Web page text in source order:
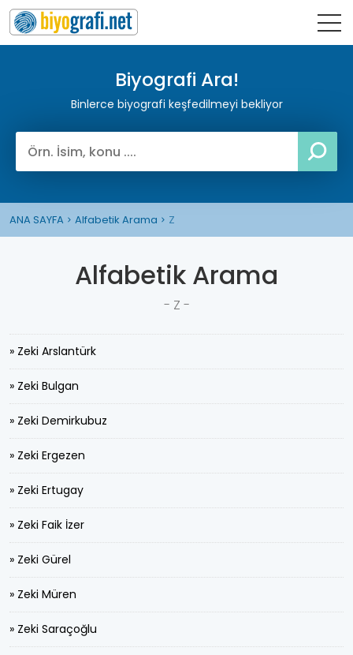
Biyografi Ara!
Binlerce biyografi keşfedilmeyi bekliyor
ANA SAYFA Alfabetik Arama Z
Alfabetik Arama
- Z -
» Zeki Arslantürk
» Zeki Bulgan
» Zeki Demirkubuz
» Zeki Ergezen
» Zeki Ertugay
» Zeki Faik İzer
» Zeki Gürel
» Zeki Müren
» Zeki Saraçoğlu